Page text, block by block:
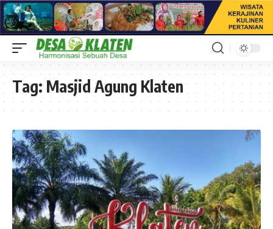
Tag: Masjid Agung Klaten